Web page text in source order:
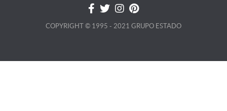
COPYRIGHT © 1995 - 2021 GRUPO ESTADO